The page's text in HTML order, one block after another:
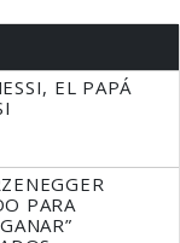
EL PAPÁ
PARA